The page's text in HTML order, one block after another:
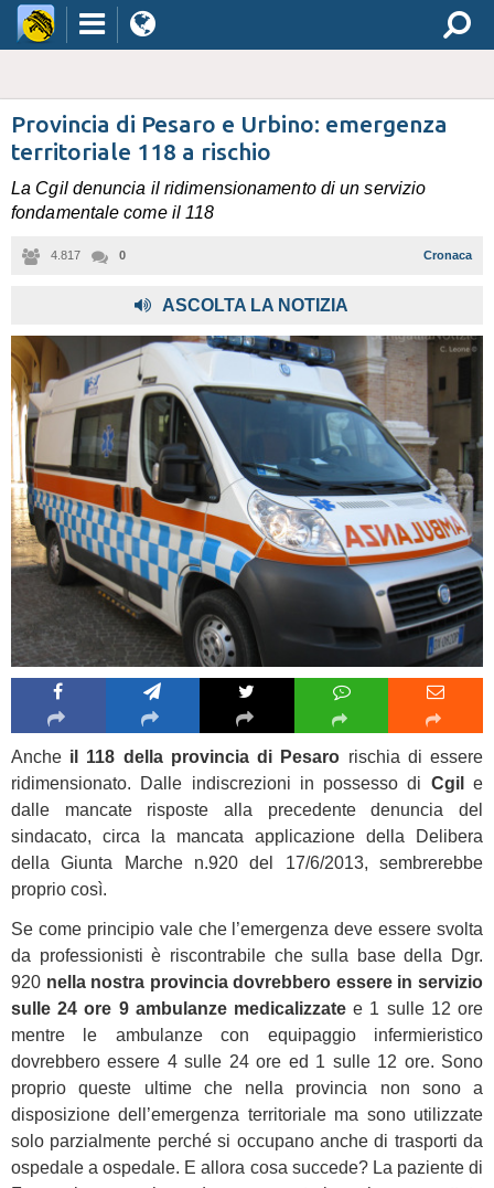
Provincia di Pesaro e Urbino: emergenza
territoriale 118 a rischio
La Cgil denuncia il ridimensionamento di un servizio
fondamentale come il 118
4.817 0 Cronaca
ASCOLTA LA NOTIZIA
Anche il 118 della provincia di Pesaro rischia di essere
ridimensionato. Dalle indiscrezioni in possesso di Cgil
e
dalle mancate risposte alla precedente denuncia del
sindacato, circa la mancata applicazione della Delibera
della Giunta Marche n.920 del 17/6/2013, sembrerebbe
proprio così.
Se come principio vale che l’emergenza deve essere svolta
da professionisti è riscontrabile che sulla base della Dgr.
920 nella nostra provincia dovrebbero essere in servizio
sulle 24 ore 9 ambulanze medicalizzate e 1 sulle 12 ore
mentre le ambulanze con equipaggio infermieristico
dovrebbero essere 4 sulle 24 ore ed 1 sulle 12 ore. Sono
proprio queste ultime che nella provincia non sono a
disposizione dell’emergenza territoriale ma sono utilizzate
solo parzialmente perché si occupano anche di trasporti da
ospedale a ospedale. E allora cosa succede? La paziente di